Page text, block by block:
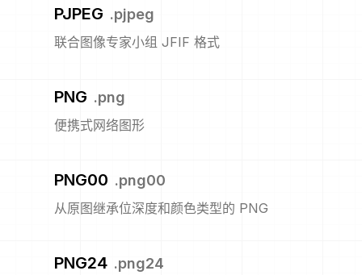
PJPEG .pjpeg
联合图像专家小组 JFIF 格式
PNG .png
便携式网络图形
PNG00 .png00
从原图继承位深度和颜色类型的 PNG
PNG24 .png24